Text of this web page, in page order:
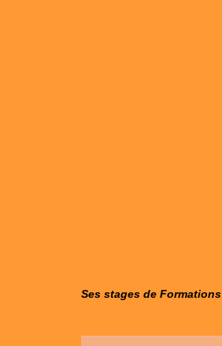
Ses stages de Formations